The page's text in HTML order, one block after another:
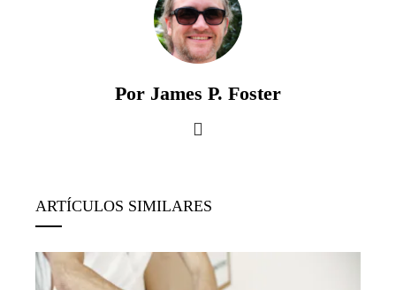
Por James P. Foster
ARTÍCULOS SIMILARES